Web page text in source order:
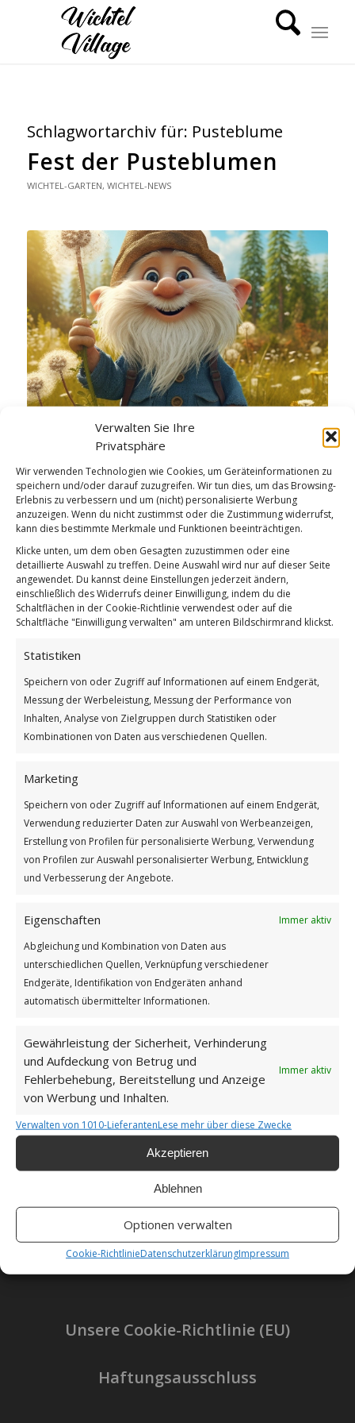
Verwalten Sie Ihre
Privatsphäre
Wir verwenden Technologien wie Cookies, um Geräteinformationen zu
speichern und/oder darauf zuzugreifen. Wir tun dies, um das Browsing-
Erlebnis zu verbessern und um (nicht) personalisierte Werbung
anzuzeigen. Wenn du nicht zustimmst oder die Zustimmung widerrufst,
kann dies bestimmte Merkmale und Funktionen beeinträchtigen.
Klicke unten, um dem oben Gesagten zuzustimmen oder eine
detaillierte Auswahl zu treffen. Deine Auswahl wird nur auf dieser Seite
angewendet. Du kannst deine Einstellungen jederzeit ändern,
einschließlich des Widerrufs deiner Einwilligung, indem du die
Schaltflächen in der Cookie-Richtlinie verwendest oder auf die
Schaltfläche "Einwilligung verwalten" am unteren Bildschirmrand klickst.
Statistiken
Speichern von oder Zugriff auf Informationen auf einem Endgerät,
Messung der Werbeleistung, Messung der Performance von
Inhalten, Analyse von Zielgruppen durch Statistiken oder
Kombinationen von Daten aus verschiedenen Quellen.
Marketing
Speichern von oder Zugriff auf Informationen auf einem Endgerät,
Verwendung reduzierter Daten zur Auswahl von Werbeanzeigen,
Erstellung von Profilen für personalisierte Werbung, Verwendung
von Profilen zur Auswahl personalisierter Werbung, Entwicklung
und Verbesserung der Angebote.
Eigenschaften
Immer aktiv
Abgleichung und Kombination von Daten aus
unterschiedlichen Quellen, Verknüpfung verschiedener
Endgeräte, Identifikation von Endgeräten anhand
automatisch übermittelter Informationen.
Gewährleistung der Sicherheit, Verhinderung
und Aufdeckung von Betrug und
Fehlerbehebung, Bereitstellung und Anzeige
von Werbung und Inhalten.
Immer aktiv
Verwalten von 1010-LieferantenLese mehr über diese Zwecke
Akzeptieren
Ablehnen
Optionen verwalten
Cookie-RichtlinieDatenschutzerklärungImpressum
Schlagwortarchiv für: Pusteblume
Fest der Pusteblumen
WICHTEL-GARTEN, WICHTEL-NEWS
Fest der Pusteblumen
Weiterlesen
Wie findest du diesen Beitrag?
[Total: 2Average:
6. APRIL 2026 / 0 KOMMENTARE / VONBETTINA
Tag des Löwenzahns
WICHTEL-GARTEN
Tag des Löwenzahns
Weiterlesen
Wie findest du diesen Beitrag?
5. APRIL 2026 / 0 KOMMENTARE / VONBETTINA
Impressum
Datenschutzerklärung
Unsere Cookie-Richtlinie (EU)
Haftungsausschluss